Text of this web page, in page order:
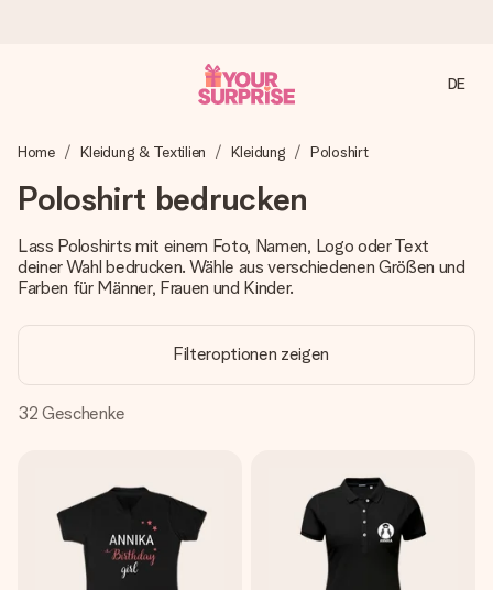
Wir bereiten dein Geschenk sorgfältig vor und schicken es
überreichen kannst, wenn es am meisten zählt.
4,8 (basierend auf +15.000 Bewertungen)
Unsere Geschenke begeistern. Kunden bewerten uns mit
4,8 bei Google Reviews (Gesamtergebnis aller Länder, in
Erstelle etwas Einzigartiges in wenigen Schritten – mit
ihrem Namen, deinem Foto oder einer Nachricht von
Herzen. Kein Stress, nur pure Liebe für den perfekten
Moment.
DE
Home Kleidung & Textilien Kleidung Poloshirt
Poloshirt bedrucken
Lass Poloshirts mit einem Foto, Namen, Logo oder Text
deiner Wahl bedrucken. Wähle aus verschiedenen Größen und
Farben für Männer, Frauen und Kinder.
Filteroptionen zeigen
32 Geschenke